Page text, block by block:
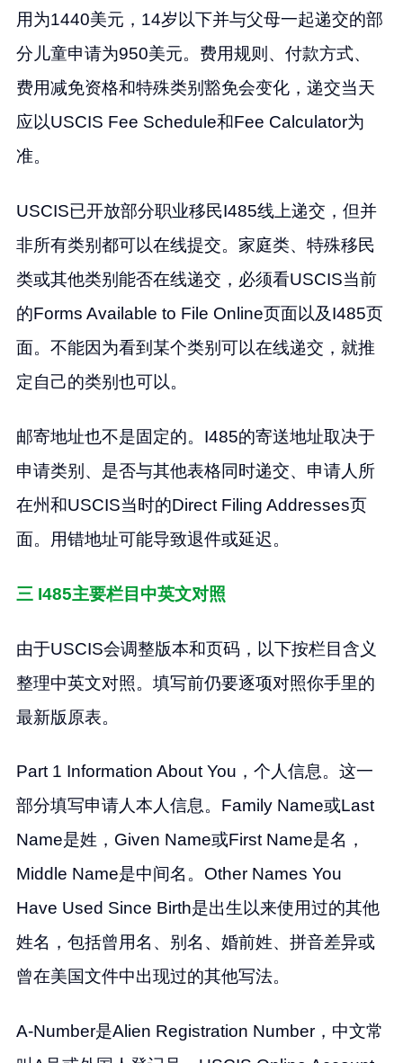
用为1440美元，14岁以下并与父母一起递交的部
分儿童申请为950美元。费用规则、付款方式、
费用减免资格和特殊类别豁免会变化，递交当天
应以USCIS Fee Schedule和Fee Calculator为
准。
USCIS已开放部分职业移民I485线上递交，但并
非所有类别都可以在线提交。家庭类、特殊移民
类或其他类别能否在线递交，必须看USCIS当前
的Forms Available to File Online页面以及I485页
面。不能因为看到某个类别可以在线递交，就推
定自己的类别也可以。
邮寄地址也不是固定的。I485的寄送地址取决于
申请类别、是否与其他表格同时递交、申请人所
在州和USCIS当时的Direct Filing Addresses页
面。用错地址可能导致退件或延迟。
三 I485主要栏目中英文对照
由于USCIS会调整版本和页码，以下按栏目含义
整理中英文对照。填写前仍要逐项对照你手里的
最新版原表。
Part 1 Information About You，个人信息。这一
部分填写申请人本人信息。Family Name或Last
Name是姓，Given Name或First Name是名，
Middle Name是中间名。Other Names You
Have Used Since Birth是出生以来使用过的其他
姓名，包括曾用名、别名、婚前姓、拼音差异或
曾在美国文件中出现过的其他写法。
A-Number是Alien Registration Number，中文常